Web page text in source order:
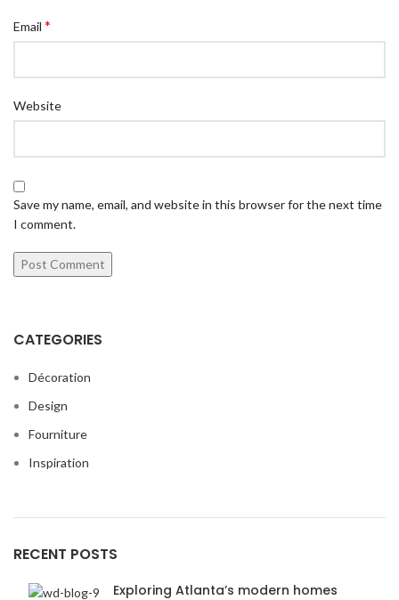
Email *
Website
Save my name, email, and website in this browser for the next time
I comment.
CATEGORIES
Décoration
Design
Fourniture
Inspiration
RECENT POSTS
Exploring Atlanta’s modern homes